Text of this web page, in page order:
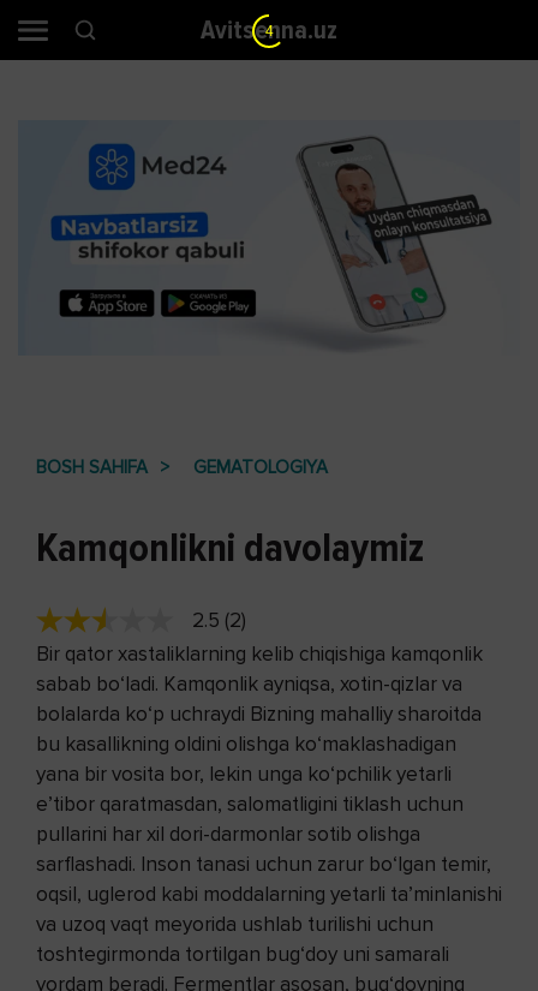
Avitsenna.uz
BOSH SAHIFA GEMATOLOGIYA
Kamqonlikni davolaymiz
2.5 (2)
Bir qator xastaliklarning kelib chiqishiga kamqonlik
sabab bo‘ladi. Kamqonlik ayniqsa, xotin-qizlar va
bolalarda ko‘p uchraydi Bizning mahalliy sharoitda
bu kasallikning oldini olishga ko‘maklashadigan
yana bir vosita bor, lekin unga ko‘pchilik yetarli
e’tibor qaratmasdan, salomatligini tiklash uchun
pullarini har xil dori-darmonlar sotib olishga
sarflashadi. Inson tanasi uchun zarur bo‘lgan temir,
oqsil, uglerod kabi moddalarning yetarli ta’minlanishi
va uzoq vaqt meyorida ushlab turilishi uchun
toshtegirmonda tortilgan bug‘doy uni samarali
yordam beradi. Fermentlar asosan, bug‘doyning
4